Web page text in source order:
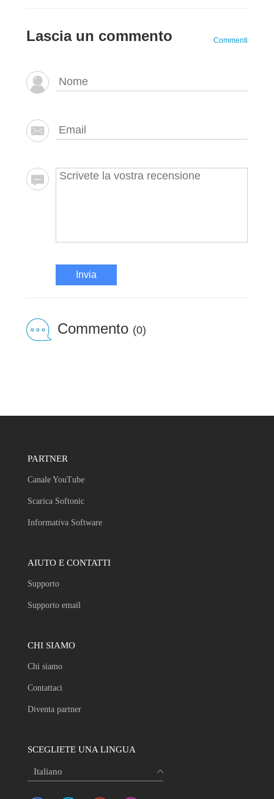
Lascia un commento Commenti
Invia
Commento (0)
PARTNER
Canale YouTube
Scarica Softonic
Informativa Software
AIUTO E CONTATTI
Supporto
Supporto email
CHI SIAMO
Chi siamo
Contattaci
Diventa partner
SCEGLIETE UNA LINGUA
Italiano